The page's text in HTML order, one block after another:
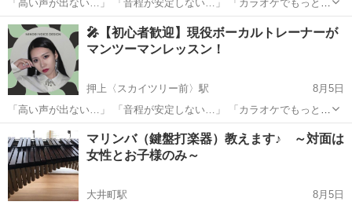
「高い声が出ない…」 「音程が安定しない…」 「カラオケでもっと上
手く歌いたい！」 「人前で自信を持って歌えるようになりたい！」 そ
んなお悩み、一緒に解決しませんか？ 現役ボーカルトレーナー・音楽
プロデュー...
東京 台東区 浅草駅 ボーカル レッスン
🎤【初心者歓迎】現役ボーカルトレーナーが
マンツーマンレッスン！
押上〈スカイツリー前〉駅
8月5日
「高い声が出ない…」 「音程が安定しない…」 「カラオケでもっと上
手く歌いたい！」 「人前で自信を持って歌えるようになりたい！」 そ
んなお悩み、一緒に解決しませんか？ 現役ボーカルトレーナー・音楽
プロデュー...
東京 墨田区 押上〈スカイツリー前〉駅 ボーカル
レッスン
マリンバ（鍵盤打楽器）教えます♪ ～対面は
女性とお子様のみ～
大井町駅
8月5日